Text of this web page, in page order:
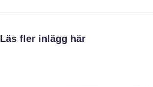
Läs fler inlägg här